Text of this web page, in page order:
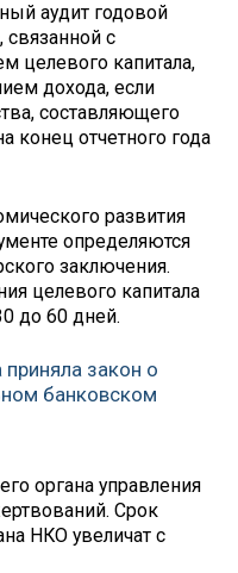
аудит годовой
связанной с
целевого капитала,
дохода, если
составляющего
конец отчетного года
развития
определяются
заключения.
целевого капитала
до 60 дней.
приняла закон о
банковском
органа управления
Срок
НКО увеличат с